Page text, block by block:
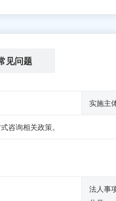
见问题
实施主
咨询相关政策。
法人事